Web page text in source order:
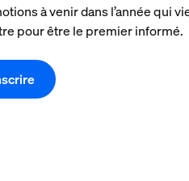
à venir dans l’année qui
pour être le premier informé.